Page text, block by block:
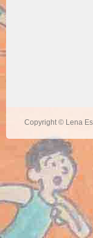
Copyright © Lena